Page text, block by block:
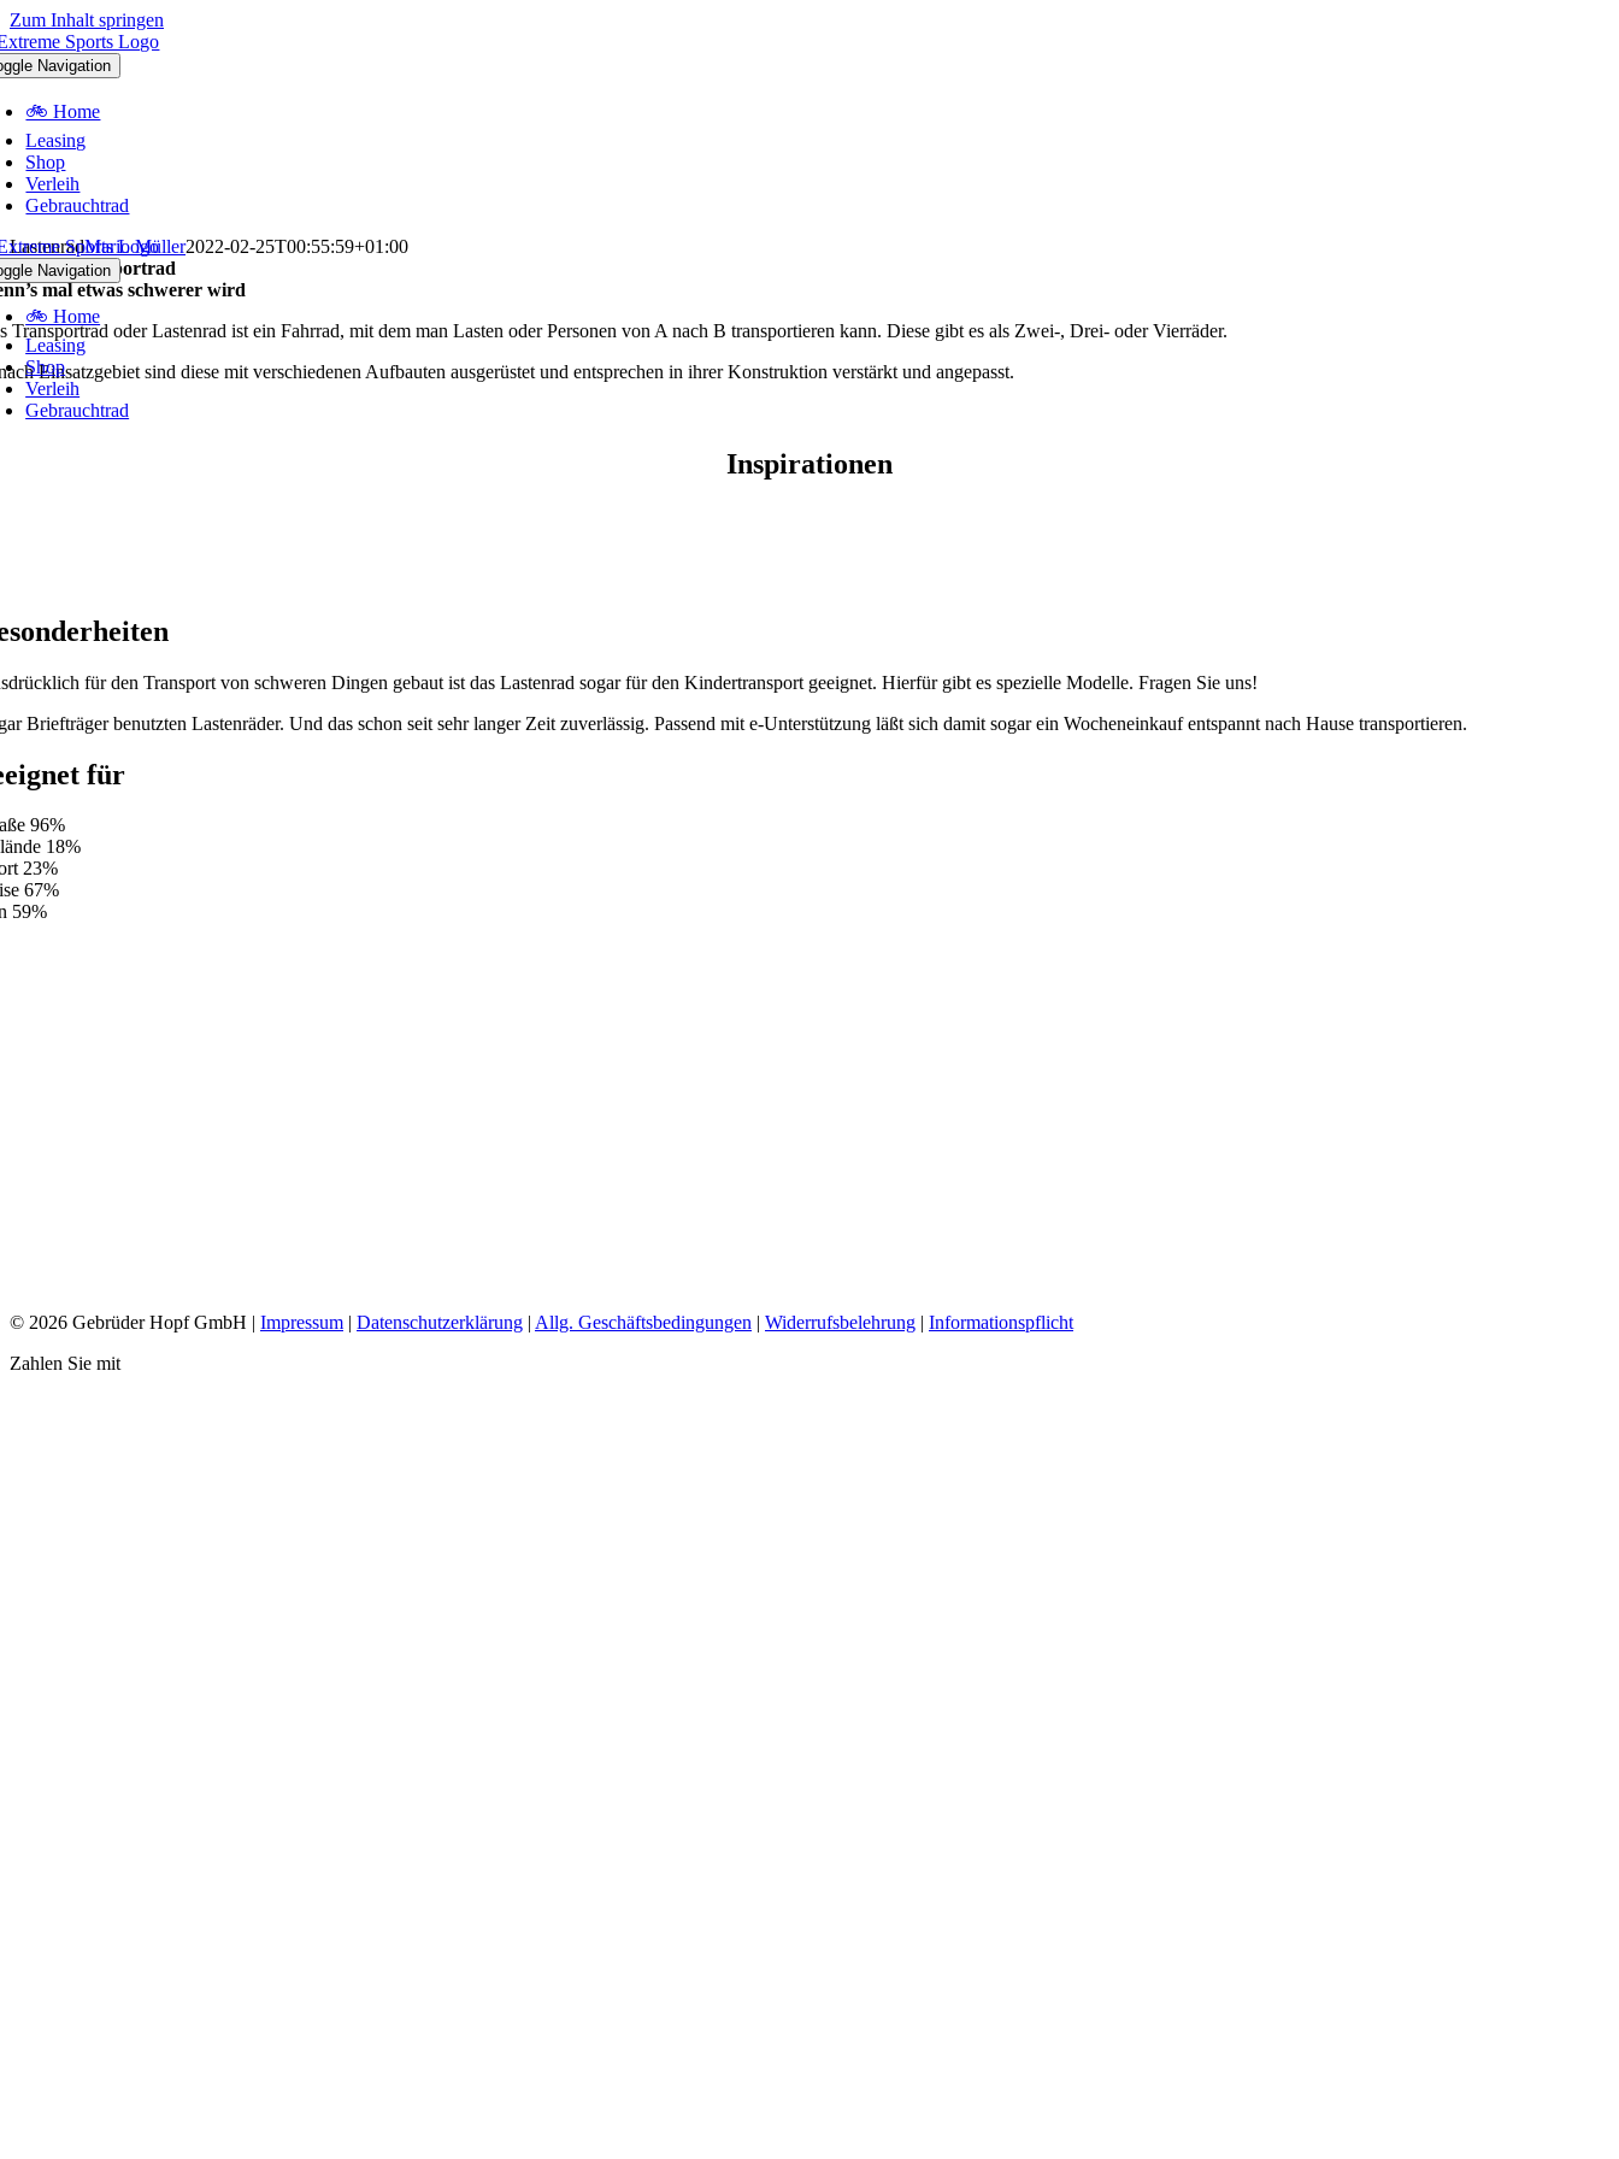
Zum Inhalt springen
Navigation
🚲 Home
Leasing
Shop
Verleih
Gebrauchtrad
Navigation
🚲 Home
Leasing
Shop
Verleih
Gebrauchtrad
LastenradMario Müller2022-02-25T00:55:59+01:00
& Transportrad
mal etwas schwerer wird
Transportrad oder Lastenrad ist ein Fahrrad, mit dem man Lasten oder Personen von A nach B transportieren kann. Diese gibt es als Zwei-, Drei- oder Vierräder.
Einsatzgebiet sind diese mit verschiedenen Aufbauten ausgerüstet und entsprechen in ihrer Konstruktion verstärkt und angepasst.
Inspirationen
für den Transport von schweren Dingen gebaut ist das Lastenrad sogar für den Kindertransport geeignet. Hierfür gibt es spezielle Modelle. Fragen Sie uns!
Briefträger benutzten Lastenräder. Und das schon seit sehr langer Zeit zuverlässig. Passend mit e-Unterstützung läßt sich damit sogar ein Wocheneinkauf entspannt nach Hause transportieren.
für
96%
18%
23%
67%
59%
© 2026 Gebrüder Hopf GmbH | Impressum | Datenschutzerklärung | Allg. Geschäftsbedingungen | Widerrufsbelehrung | Informationspflicht
Zahlen Sie mit